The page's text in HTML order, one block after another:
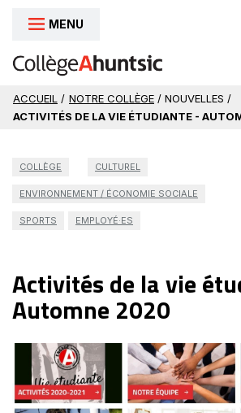
Aller au contenu
MENU
ACCUEIL / NOTRE COLLÈGE / NOUVELLES /
ACTIVITÉS DE LA VIE ÉTUDIANTE -
COLLÈGE CULTUREL
ENVIRONNEMENT / ÉCONOMIE SOCIALE
SPORTS EMPLOYÉ·ES
Activités de la vie
Automne 2020